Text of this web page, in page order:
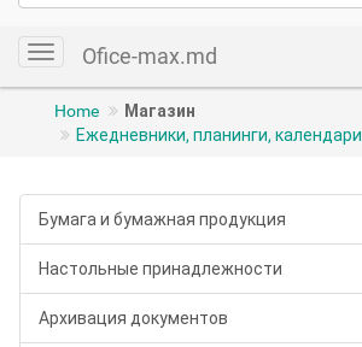
ToggleOfice-max.md
Home
Магазин
Ежедневники, планинги, календари
Бумага и бумажная продукция
Настольные принадлежности
Архивация документов